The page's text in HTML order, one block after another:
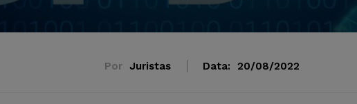
Por Juristas Data: 20/08/2022